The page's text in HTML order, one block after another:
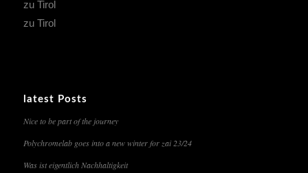
zu Tirol
zu Tirol
latest Posts
Nice to be part of the journey
Polychromelab goes into a new winter for zai 23/24
Was ist eigentlich Nachhaltigkeit